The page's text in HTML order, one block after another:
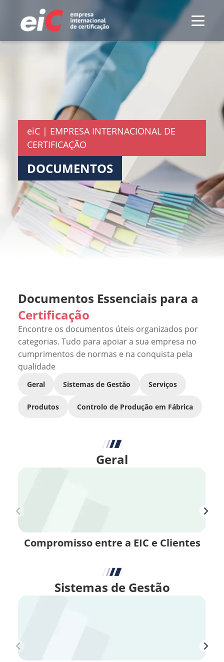
eiC | EMPRESA INTERNACIONAL DE
CERTIFICAÇÃO
DOCUMENTOS
Documentos Essenciais para a
Certificação
Encontre os documentos úteis organizados por
categorias. Tudo para apoiar a sua empresa no
cumprimentos de normas e na conquista pela
qualidade
Geral Sistemas de Gestão Serviços
Produtos Controlo de Produção em Fábrica
Geral
Compromisso entre a EIC e Clientes
Sistemas de Gestão